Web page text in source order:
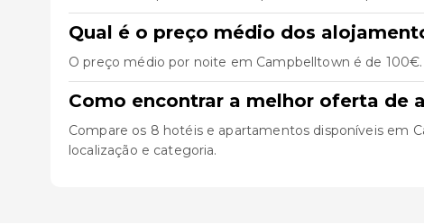
Qual é o preço médio dos
O preço médio por noite em Campbelltown é de
Como encontrar a melhor oferta de
Compare os 8 hotéis e apartamentos disponíveis em
localização e categoria.